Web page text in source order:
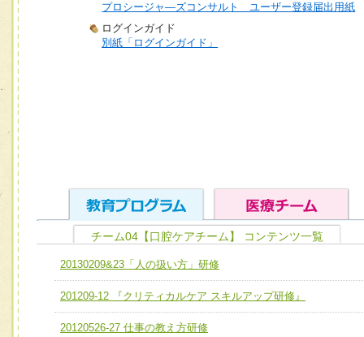
プロシージャ―ズコンサルト ユーザー登録届出用紙
ログインガイド
別紙「ログインガイド」
ユニット１ 医療人としての基礎能力
全人的医療を実践する医療人として、必要な基礎能力を身
ける
ユニット２ チーム医療構成力
チーム01【病院内横断的問題解決チーム】
チーム02【地域医療連携推進による高度医療を必要とする
宅患者等支援チーム】
チーム04【口腔ケアチーム】 コンテンツ一覧
20130209&23「人の扱い方」研修
201209-12 『クリティカルケア スキルアップ研修』
20120526-27 仕事の教え方研修